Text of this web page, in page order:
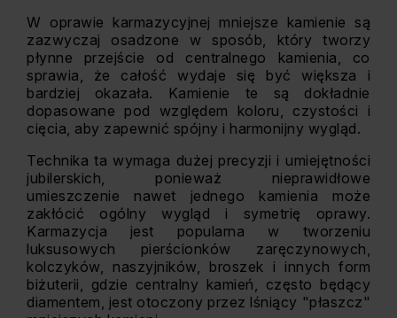
W oprawie karmazycyjnej mniejsze kamienie są
zazwyczaj osadzone w sposób, który tworzy
płynne przejście od centralnego kamienia, co
sprawia, że całość wydaje się być większa i
bardziej okazała. Kamienie te są dokładnie
dopasowane pod względem koloru, czystości i
cięcia, aby zapewnić spójny i harmonijny wygląd.
Technika ta wymaga dużej precyzji i umiejętności
jubilerskich, ponieważ nieprawidłowe
umieszczenie nawet jednego kamienia może
zakłócić ogólny wygląd i symetrię oprawy.
Karmazycja jest popularna w tworzeniu
luksusowych pierścionków zaręczynowych,
kolczyków, naszyjników, broszek i innych form
biżuterii, gdzie centralny kamień, często będący
diamentem, jest otoczony przez lśniący "płaszcz"